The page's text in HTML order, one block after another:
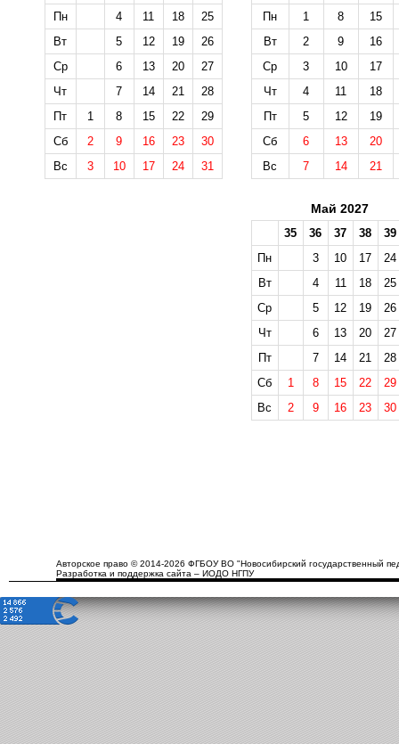
Пн
4 11 18
25
Вт
5 12 19
26
Ср
6 13 20
27
Чт
7 14 21
28
Пт
1 8 15 22
29
Сб
2 9 16 23
30
Вс
3 10 17 24 31
Пн
1 8
15
Вт
2 9
16
Ср
3 10
17
Чт
4 11
18
Пт
5 12
19
Сб
6 13
20
Вс
7 14 21
Май 2027
35 36 37 38
39
Пн
3 10 17
24
Вт
4 11 18
25
Ср
5 12 19
26
Чт
6 13 20
27
Пт
7 14 21
28
Сб
1 8 15 22
29
Вс
2 9 16 23 30
Авторское право © 2014-2026 ФГБОУ ВО "Новосибирский государственный
Разработка и поддержка сайта – ИОДО НГПУ